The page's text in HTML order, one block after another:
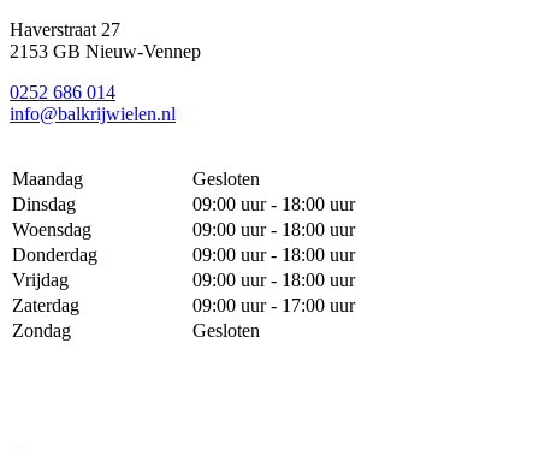
Haverstraat 27
2153 GB Nieuw-Vennep
0252 686 014
info@balkrijwielen.nl
Maandag
Gesloten
Dinsdag
09:00 uur - 18:00 uur
Woensdag
09:00 uur - 18:00 uur
Donderdag
09:00 uur - 18:00 uur
Vrijdag
09:00 uur - 18:00 uur
Zaterdag
09:00 uur - 17:00 uur
Zondag
Gesloten